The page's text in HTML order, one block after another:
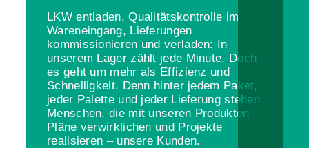
LKW entladen, Qualitätskontrolle im
Wareneingang, Lieferungen
kommissionieren und verladen: In
unserem Lager zählt jede Minute. Doch
es geht um mehr als Effizienz und
Schnelligkeit. Denn hinter jedem Paket,
jeder Palette und jeder Lieferung stehen
Menschen, die mit unseren Produkten
Pläne verwirklichen und Projekte
realisieren – unsere Kunden.